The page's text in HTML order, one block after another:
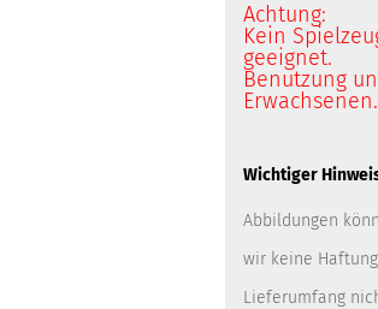
Achtung:
Kein
geeignet.
Benutzung
Erwachsenen.
Wichtiger
Abbildungen
wir keine
Lieferumfang